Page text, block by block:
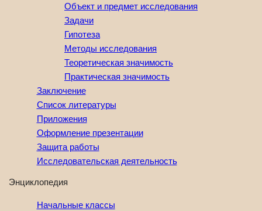
Объект и предмет исследования
Задачи
Гипотеза
Методы исследования
Теоретическая значимость
Практическая значимость
Заключение
Список литературы
Приложения
Оформление презентации
Защита работы
Исследовательская деятельность
Энциклопедия
Начальные классы